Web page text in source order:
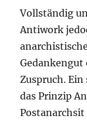
Vollständig
Antiwork
Gedankengut
Zuspruch.
das Prinzip
Postanarchsit